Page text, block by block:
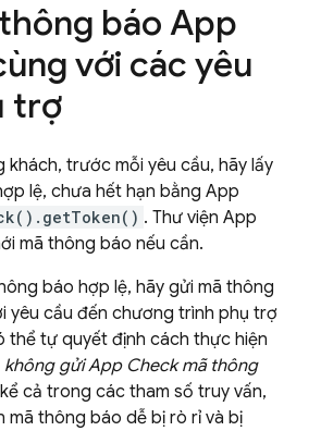
báo App
với các yêu
trợ
khách, trước mỗi yêu cầu, hãy lấy
lệ, chưa hết hạn bằng App
. Thư viện App
mã thông báo nếu cần.
báo hợp lệ, hãy gửi mã thông
yêu cầu đến chương trình phụ trợ
thể tự quyết định cách thực hiện
không gửiApp Checkmã thông
cả trong các tham số truy vấn,
mã thông báo dễ bị rò rỉ và bị